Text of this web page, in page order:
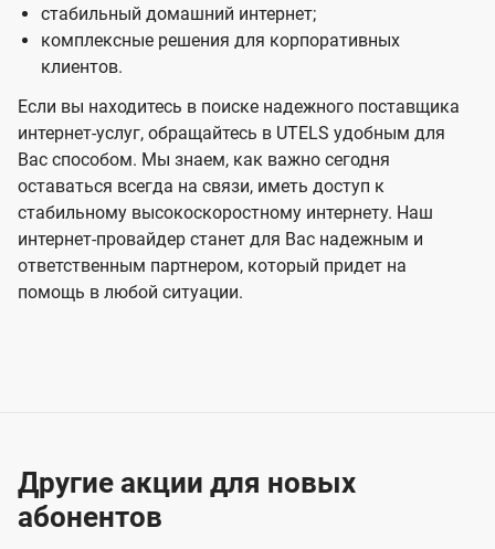
стабильный домашний интернет;
комплексные решения для корпоративных
клиентов.
Если вы находитесь в поиске надежного поставщика
интернет-услуг, обращайтесь в UTELS удобным для
Вас способом. Мы знаем, как важно сегодня
оставаться всегда на связи, иметь доступ к
стабильному высокоскоростному интернету. Наш
интернет-провайдер станет для Вас надежным и
ответственным партнером, который придет на
помощь в любой ситуации.
Другие акции для новых
абонентов